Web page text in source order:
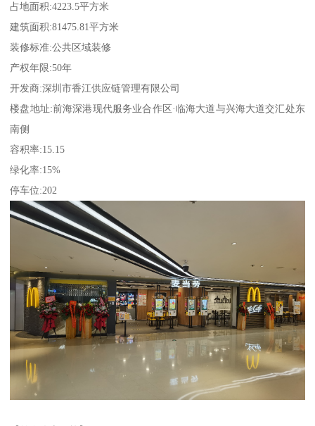
占地面积:4223.5平方米
建筑面积:81475.81平方米
装修标准:公共区域装修
产权年限:50年
开发商:深圳市香江供应链管理有限公司
楼盘地址:前海深港现代服务业合作区·临海大道与兴海大道交汇处东
南侧
容积率:15.15
绿化率:15%
停车位:202